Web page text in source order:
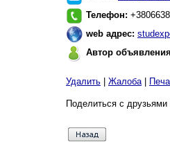
Телефон:
web адрес:
Автор
Удалить Жалоба|
Поделиться с